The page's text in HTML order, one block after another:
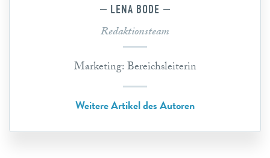
LENA BODE
Redaktionsteam
Marketing: Bereichsleiterin
Weitere Artikel des Autoren